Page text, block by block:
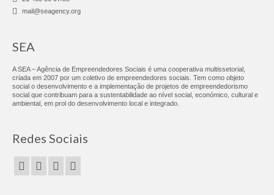
Linhas sobre Rodas
Chef Africa – Food Truck
FE Agualva-Cacém
mail@seagency.org
SEA
A SEA – Agência de Empreendedores Sociais é uma cooperativa multissetorial,
criada em 2007 por um coletivo de empreendedores sociais. Tem como objeto
social o desenvolvimento e a implementação de projetos de empreendedorismo
social que contribuam para a sustentabilidade ao nível social, económico, cultural e
ambiental, em prol do desenvolvimento local e integrado.
Redes Sociais